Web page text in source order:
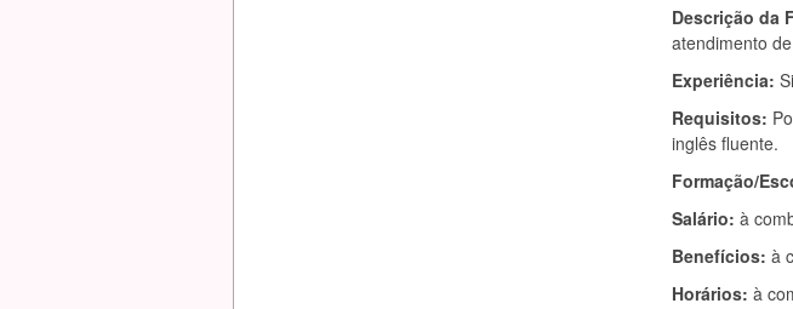
Descrição da
atendimento
Experiência:
Requisitos:
inglês fluente.
Formação/
Salário: à
Benefícios: à
Horários: à